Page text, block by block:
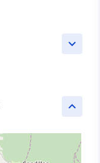
keyboard_arrow_down
keyboard_arrow_up